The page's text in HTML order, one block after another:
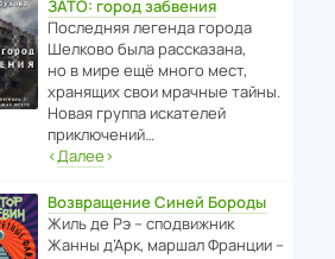
ЗАТО: город забвения
После­дняя легенда города
Шелково была расска­зана,
но в мире ещё много мест,
хранящих свои мрачные тайны.
Новая группа иска­телей
приключений…
‹Далее›
Возвращение Синей Бороды
Жиль де Рэ – спод­ви­жник
Жанны д’Арк, маршал Франции –